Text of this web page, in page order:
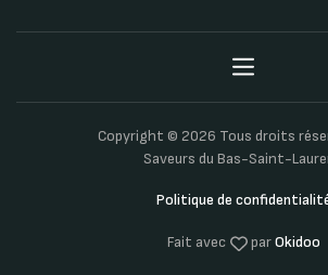
Copyright © 2026 Tous droits
Saveurs du Bas-Saint-
Politique de
Fait avec parOkidoo